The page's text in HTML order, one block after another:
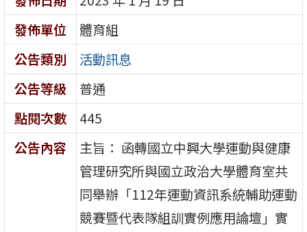
發佈單位
體育組
公告類別
活動訊息
公告等級
普通
點閱次數
445
公告內容
主旨： 函轉國立中興大學運動與健康
管理研究所與國立政治大學體育室共
同舉辦「112年運動資訊系統輔助運動
競賽暨代表隊組訓實例應用論壇」實